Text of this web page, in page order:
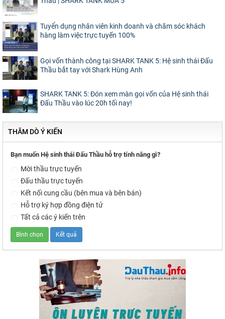
Tuyển dụng nhân viên kinh doanh và chăm sóc khách
hàng làm việc trực tuyến 100%
Gọi vốn thành công tại SHARK TANK 5: Hệ sinh thái Đấu
Thầu bắt tay với Shark Hùng Anh
SHARK TANK 5: Đón xem màn gọi vốn của Hệ sinh thái
Đấu Thầu vào lúc 20h tối nay!
THĂM DÒ Ý KIẾN
Bạn muốn Hệ sinh thái Đấu Thầu hỗ trợ tính năng gì?
Mời thầu trực tuyến
Đấu thầu trực tuyến
Kết nối cung cầu (bên mua và bên bán)
Hỗ trợ ký hợp đồng điện tử
Tất cả các ý kiến trên